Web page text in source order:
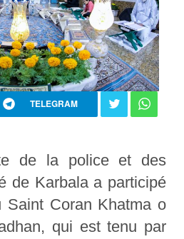
TELEGRAM
de la police et des
de Karbala a participé
Saint Coran Khatma o
qui est tenu par